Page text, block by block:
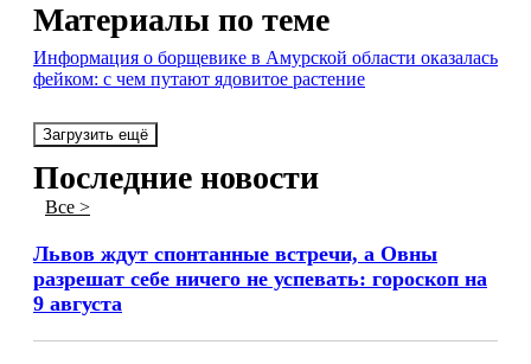
Материалы по теме
Информация о борщевике в Амурской области оказалась
фейком: с чем путают ядовитое растение
Загрузить ещё
Последние новости
Все >
Львов ждут спонтанные встречи, а Овны
разрешат себе ничего не успевать: гороскоп на
9 августа